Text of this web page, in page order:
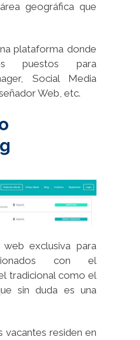
geográfica que
plataforma donde
puestos para
Social Media
Web, etc.
exclusiva para
con el
tradicional como el
sin duda es una
vacantes residen en